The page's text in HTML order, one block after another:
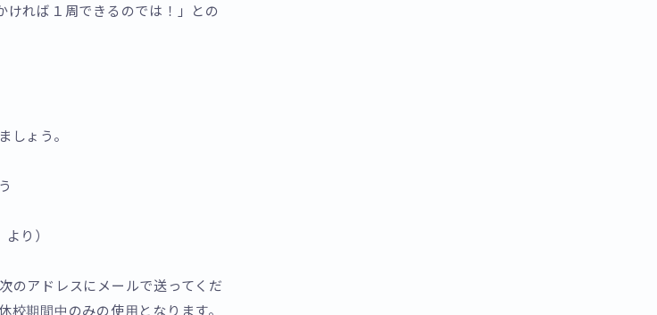
れば１周できるのでは！」との
ょう。
り）
のアドレスにメールで送ってくだ
期間中のみの使用となります。